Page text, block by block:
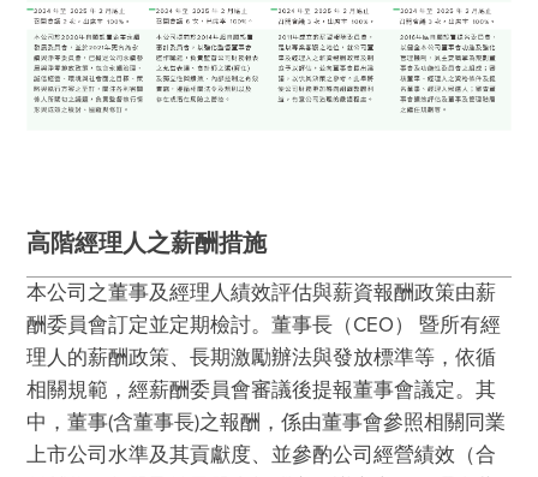
高階經理人之薪酬措施
本公司之董事及經理人績效評估與薪資報酬政策由薪
酬委員會訂定並定期檢討。董事長（CEO） 暨所有經
理人的薪酬政策、長期激勵辦法與發放標準等，依循
相關規範，經薪酬委員會審議後提報董事會議定。其
中，董事(含董事長)之報酬，係由董事會參照相關同業
上市公司水準及其貢獻度、並參酌公司經營績效（合